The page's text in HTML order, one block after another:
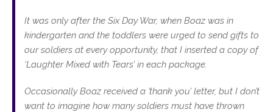
It was only after the Six Day War, when Boaz was in
kindergarten and the toddlers were urged to send gifts to
our soldiers at every opportunity, that I inserted a copy of
‘Laughter Mixed with Tears’ in each package.
Occasionally Boaz received a ’thank you’ letter, but I don’t
want to imagine how many soldiers must have thrown